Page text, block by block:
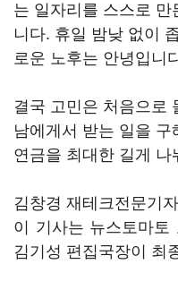
는 일자리를 스스로
니다. 휴일 밤낮 없이
로운 노후는 안녕입니
결국 고민은 처음으로
남에게서 받는 일을
연금을 최대한 길게 나
김창경 재테크전문기
이 기사는 뉴스토마
김기성 편집국장이 최